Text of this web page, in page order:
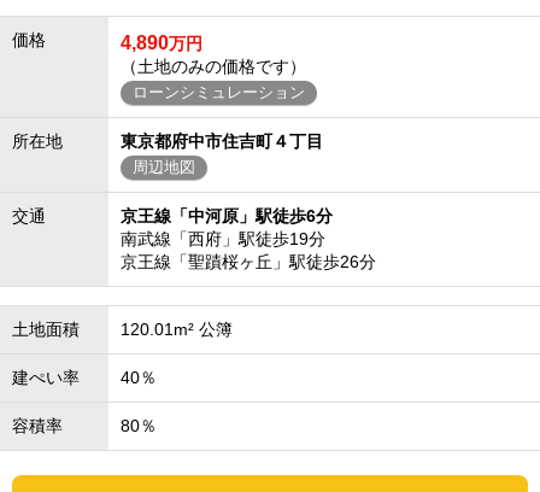
価格 4,890万円
（土地のみの価格です）
ローンシミュレーション
所在地 東京都府中市住吉町４丁目
周辺地図
交通
京王線「中河原」駅徒歩6分
南武線「西府」駅徒歩19分
京王線「聖蹟桜ヶ丘」駅徒歩26分
土地面積 120.01m² 公簿
建ぺい率 40％
容積率 80％